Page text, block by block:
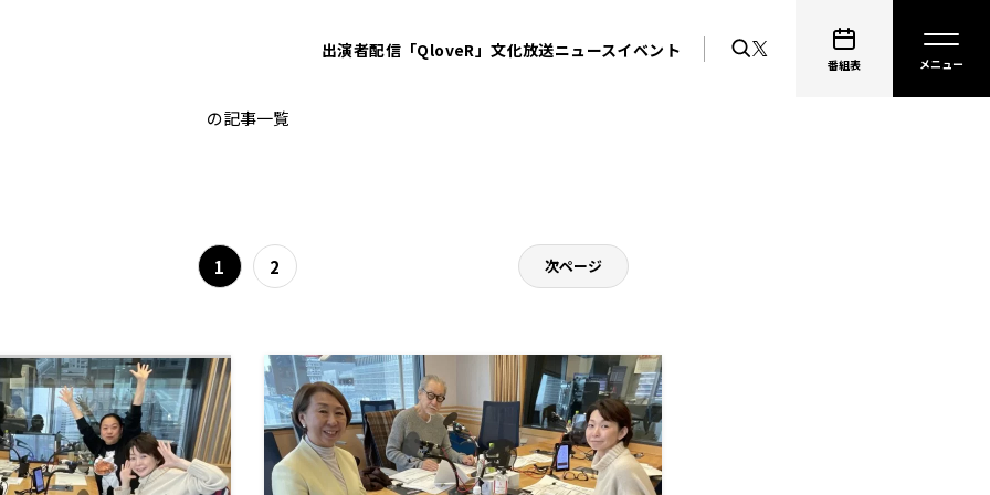
出演者配信「QloveR」文化放送ニュースイベント
番組表
ゴールデンラジオ
の記事一覧
1 2 次ページ